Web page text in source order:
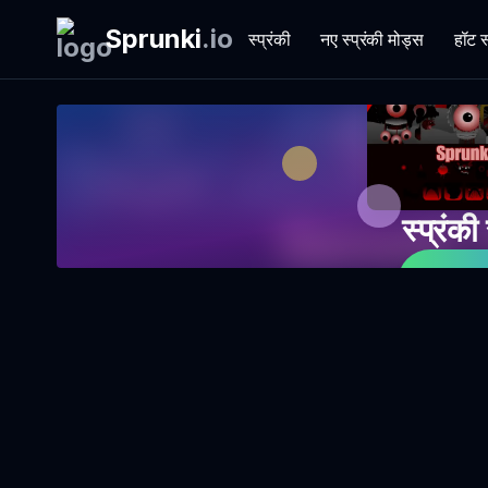
Sprunki.io स्प्रंकी नए स्प्रंकी मोड्स हॉट